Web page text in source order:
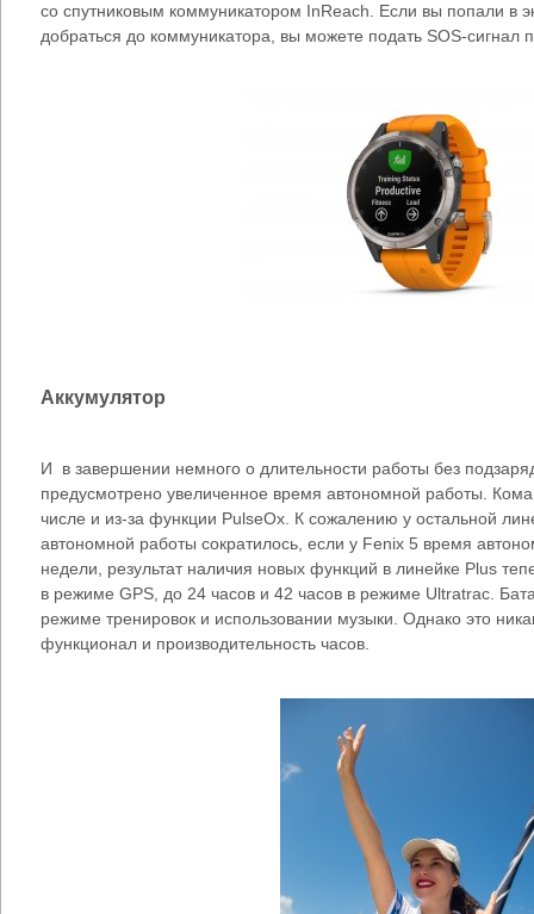
со спутниковым коммуникатором InReach. Если вы попали в
добраться до коммуникатора, вы можете подать SOS-сигнал
Аккумулятор
И в завершении немного о длительности работы без
предусмотрено увеличенное время автономной работы.
числе и из-за функции PulseOx. К сожалению у остальной
автономной работы сократилось, если у Fenix 5 время
недели, результат наличия новых функций в линейке Plus
в режиме GPS, до 24 часов и 42 часов в режиме Ultratrac.
режиме тренировок и использовании музыки. Однако это
функционал и производительность часов.